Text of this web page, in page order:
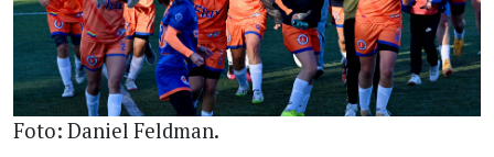
Foto: Daniel Feldman.